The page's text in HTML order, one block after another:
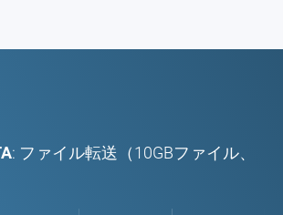
: ファイル転送（10GBファイル、